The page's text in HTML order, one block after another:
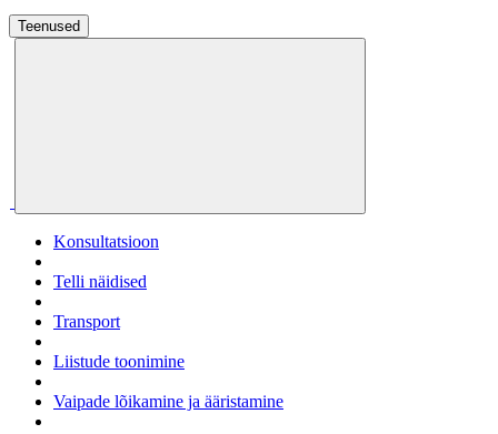
Teenused
Konsultatsioon
Telli näidised
Transport
Liistude toonimine
Vaipade lõikamine ja ääristamine